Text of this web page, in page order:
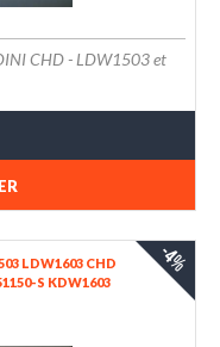
CHD - LDW1503 et
LDW1603 CHD
S KDW1603
-4%